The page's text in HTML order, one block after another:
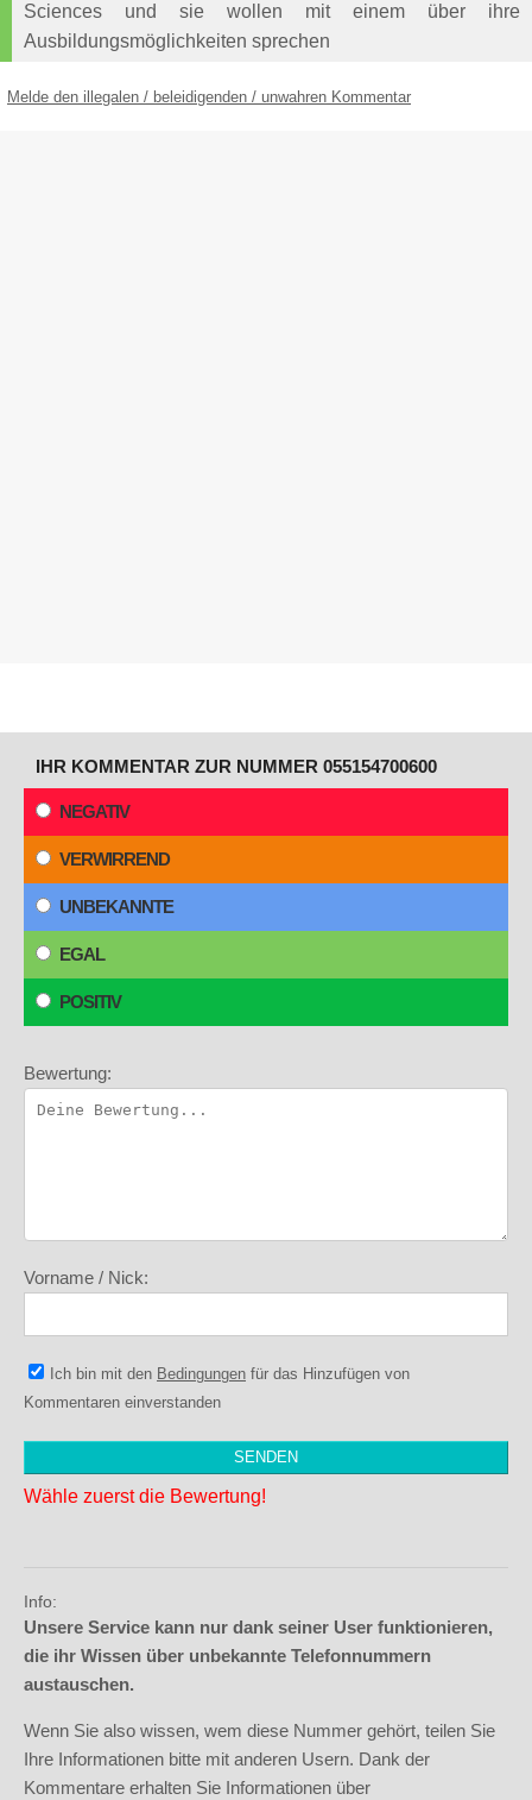
Sciences und sie wollen mit einem über ihre
Ausbildungsmöglichkeiten sprechen
Melde den illegalen / beleidigenden / unwahren Kommentar
IHR KOMMENTAR ZUR NUMMER 055154700600
NEGATIV
VERWIRREND
UNBEKANNTE
EGAL
POSITIV
Bewertung:
Vorname / Nick:
Ich bin mit den Bedingungen für das Hinzufügen von
Kommentaren einverstanden
Wähle zuerst die Bewertung!
Info:
Unsere Service kann nur dank seiner User funktionieren,
die ihr Wissen über unbekannte Telefonnummern
austauschen.
Wenn Sie also wissen, wem diese Nummer gehört, teilen Sie
Ihre Informationen bitte mit anderen Usern. Dank der
Kommentare erhalten Sie Informationen über